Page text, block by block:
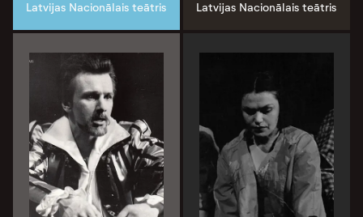
Latvijas Nacionālais teātris Latvijas Nacionālais teātris